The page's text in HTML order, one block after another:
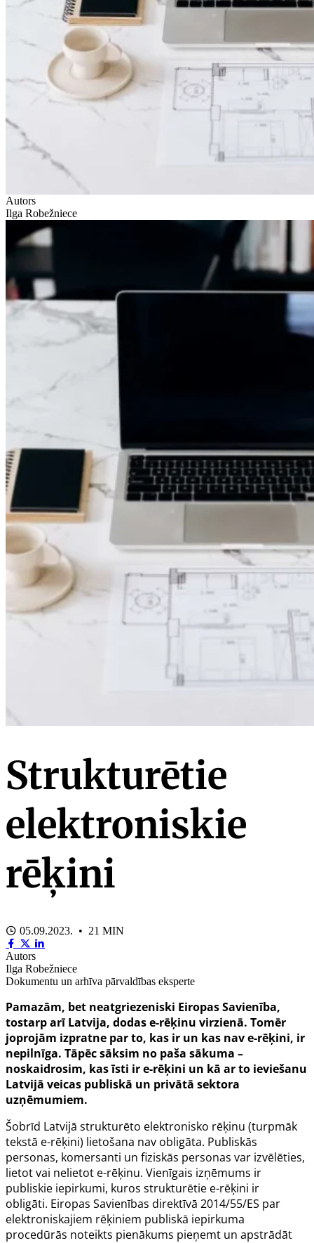
Autors
Ilga Robežniece
Strukturētie
elektroniskie
rēķini
05.09.2023. • 21 MIN
Autors
Ilga Robežniece
Dokumentu un arhīva pārvaldības eksperte
Pamazām, bet neatgriezeniski Eiropas Savienība,
tostarp arī Latvija, dodas e-rēķinu virzienā. Tomēr
joprojām izpratne par to, kas ir un kas nav e-rēķini, ir
nepilnīga. Tāpēc sāksim no paša sākuma –
noskaidrosim, kas īsti ir e-rēķini un kā ar to ieviešanu
Latvijā veicas publiskā un privātā sektora
uzņēmumiem.
Šobrīd Latvijā strukturēto elektronisko rēķinu (turpmāk
tekstā e-rēķini) lietošana nav obligāta. Publiskās
personas, komersanti un fiziskās personas var izvēlēties,
lietot vai nelietot e-rēķinu. Vienīgais izņēmums ir
publiskie iepirkumi, kuros strukturētie e-rēķini ir
obligāti. Eiropas Savienības direktīvā 2014/55/ES par
elektroniskajiem rēķiniem publiskā iepirkuma
procedūrās noteikts pienākums pieņemt un apstrādāt